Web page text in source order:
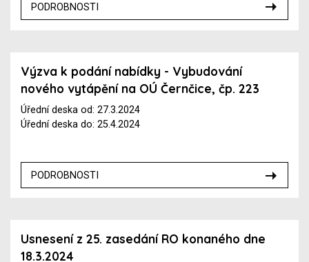
PODROBNOSTI
Výzva k podání nabídky - Vybudování
nového vytápění na OÚ Černčice, čp. 223
Úřední deska od: 27.3.2024
Úřední deska do: 25.4.2024
PODROBNOSTI
Usnesení z 25. zasedání RO konaného dne
18.3.2024